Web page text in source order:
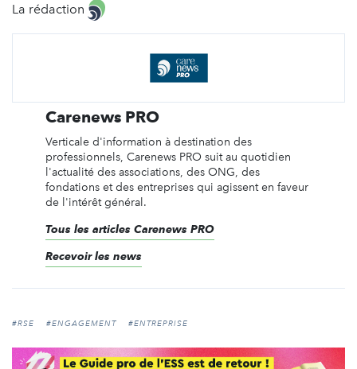
La rédaction
Carenews PRO
Verticale d'information à destination des
professionnels, Carenews PRO suit au quotidien
l'actualité des associations, des ONG, des
fondations et des entreprises qui agissent en faveur
de l'intérêt général.
Tous les articles Carenews PRO
Recevoir les news
#RSE #ENGAGEMENT #ENTREPRISE